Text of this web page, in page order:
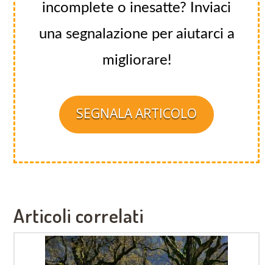
incomplete o inesatte? Inviaci
una segnalazione per aiutarci a
migliorare!
SEGNALA ARTICOLO
Articoli correlati